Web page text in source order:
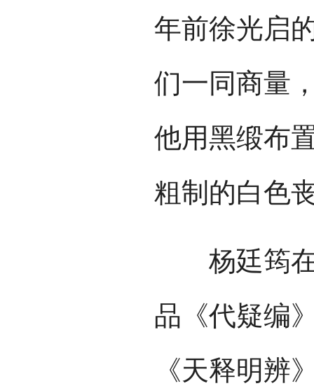
年前徐光启
们一同商量
他用黑缎布
粗制的白色
杨廷筠在
品《代疑编
《天释明辨